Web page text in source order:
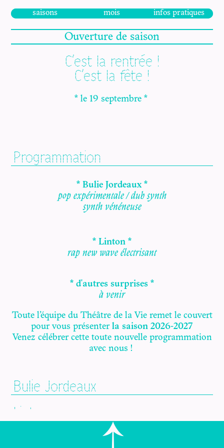
saisons mois infos pratiques
Ouverture de saison
C'est la rentrée !
C'est la fête !
* le 19 septembre *
Programmation
* Bulie Jordeaux *
pop expérimentale / dub synth
synth vénéneuse
* Linton *
rap new wave électrisant
* d'autres surprises *
à venir
Toute l’équipe du Théâtre de la Vie remet le couvert
pour vous présenter la saison 2026-2027
Venez célébrer cette toute nouvelle programmation
avec nous !
Bulie Jordeaux
Linton